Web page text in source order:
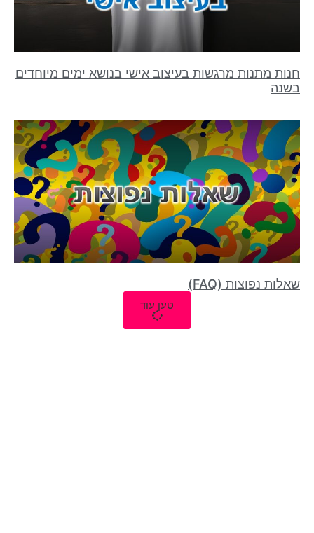
חנות מתנות מרגשות בעיצוב אישי בנושא ימים מיוחדים
בשנה
שאלות נפוצות (FAQ)
טען עוד